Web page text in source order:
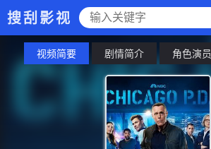
搜刮影视
视频简要 剧情简介 角色演员